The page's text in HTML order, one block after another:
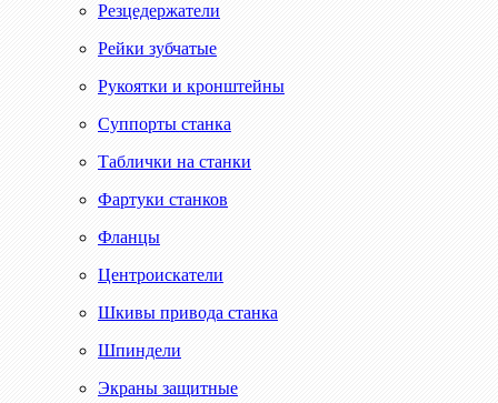
Резцедержатели
Рейки зубчатые
Рукоятки и кронштейны
Суппорты станка
Таблички на станки
Фартуки станков
Фланцы
Центроискатели
Шкивы привода станка
Шпиндели
Экраны защитные